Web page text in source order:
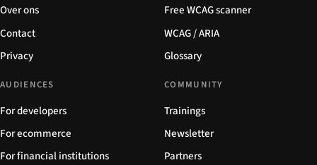
Over ons
Contact
Privacy
Free WCAG scanner
WCAG / ARIA
Glossary
AUDIENCES
For developers
For ecommerce
For financial institutions
COMMUNITY
Trainings
Newsletter
Partners